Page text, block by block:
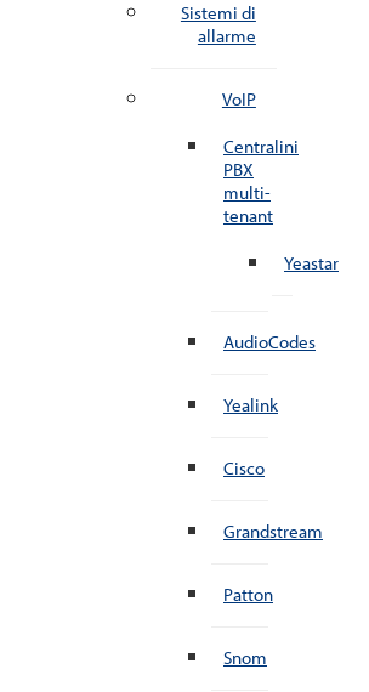
Sistemi di
allarme
VoIP
Centralini
PBX
multi-
tenant
Yeastar
AudioCodes
Yealink
Cisco
Grandstream
Patton
Snom